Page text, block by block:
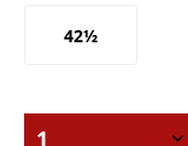
42½